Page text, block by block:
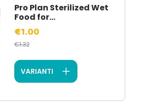
Pro Plan Sterilized Wet
Food for...
€1.00
€1.32
VARIANTI